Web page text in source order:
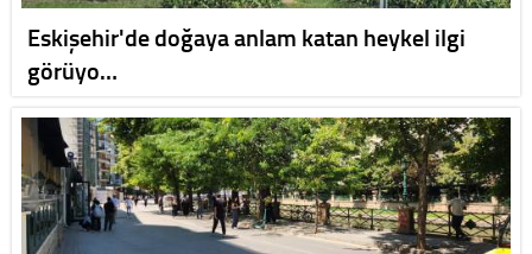
Eskişehir'de doğaya anlam katan heykel ilgi
görüyo…